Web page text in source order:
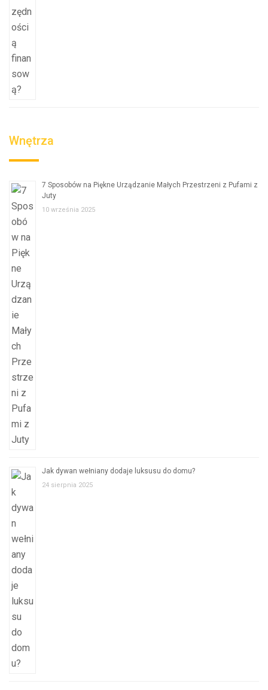
Wnętrza
7 Sposobów na Piękne Urządzanie Małych Przestrzeni z Pufami z
Juty
10 września 2025
Jak dywan wełniany dodaje luksusu do domu?
24 sierpnia 2025